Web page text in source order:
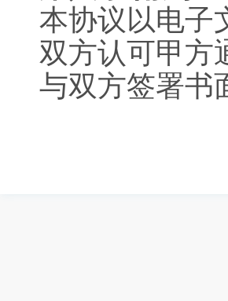
本协议以电子
双方认可甲方
与双方签署书